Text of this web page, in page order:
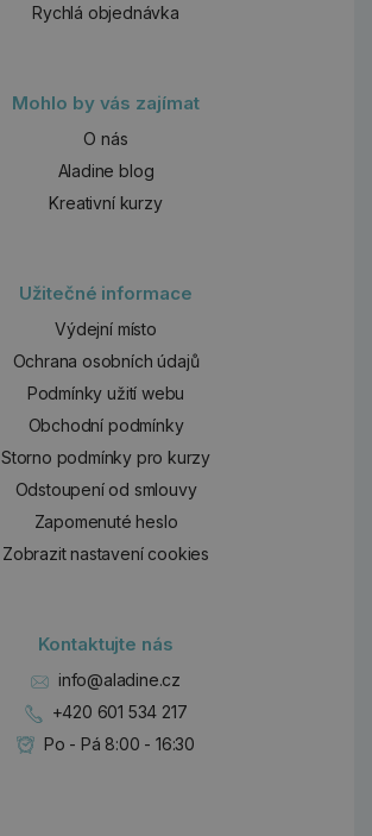
Rychlá objednávka
Mohlo by vás zajímat
O nás
Aladine blog
Kreativní kurzy
Užitečné informace
Výdejní místo
Ochrana osobních údajů
Podmínky užití webu
Obchodní podmínky
Storno podmínky pro kurzy
Odstoupení od smlouvy
Zapomenuté heslo
Zobrazit nastavení cookies
Kontaktujte nás
info@aladine.cz
+420 601 534 217
Po - Pá 8:00 - 16:30